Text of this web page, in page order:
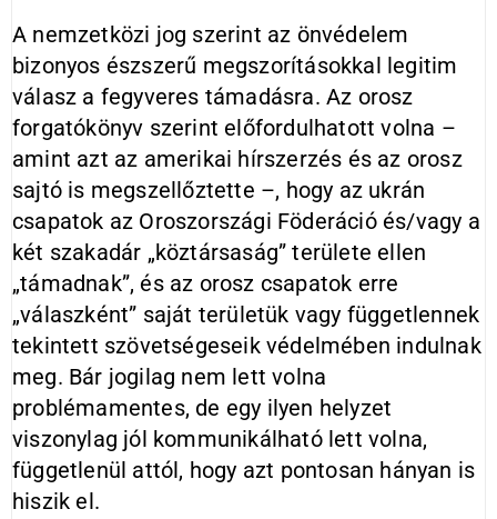
A nemzetközi jog szerint az önvédelem
bizonyos észszerű megszorításokkal legitim
válasz a fegyveres támadásra. Az orosz
forgatókönyv szerint előfordulhatott volna –
amint azt az amerikai hírszerzés és az orosz
sajtó is megszellőztette –, hogy az ukrán
csapatok az Oroszországi Föderáció és/vagy a
két szakadár „köztársaság” területe ellen
„támadnak”, és az orosz csapatok erre
„válaszként” saját területük vagy függetlennek
tekintett szövetségeseik védelmében indulnak
meg. Bár jogilag nem lett volna
problémamentes, de egy ilyen helyzet
viszonylag jól kommunikálható lett volna,
függetlenül attól, hogy azt pontosan hányan is
hiszik el.